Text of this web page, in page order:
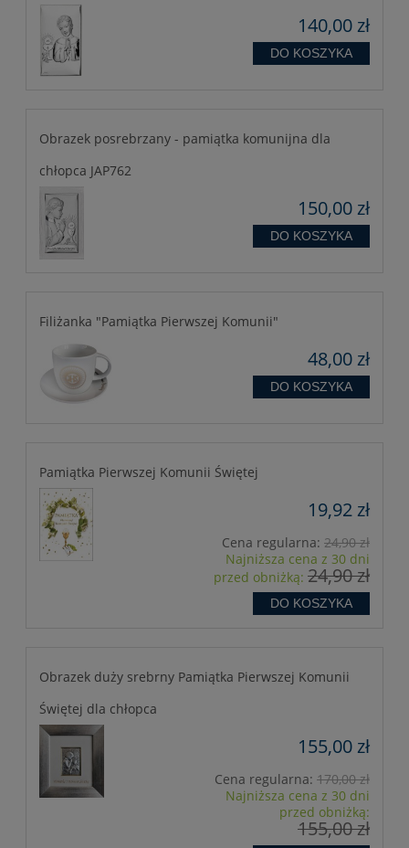
140,00 zł
DO KOSZYKA
Obrazek posrebrzany - pamiątka komunijna dla
chłopca JAP762
150,00 zł
DO KOSZYKA
Filiżanka "Pamiątka Pierwszej Komunii"
48,00 zł
DO KOSZYKA
Pamiątka Pierwszej Komunii Świętej
19,92 zł
Cena regularna: 24,90 zł
Najniższa cena z 30 dni
przed obniżką: 24,90 zł
DO KOSZYKA
Obrazek duży srebrny Pamiątka Pierwszej Komunii
Świętej dla chłopca
155,00 zł
Cena regularna: 170,00 zł
Najniższa cena z 30 dni
przed obniżką:
155,00 zł